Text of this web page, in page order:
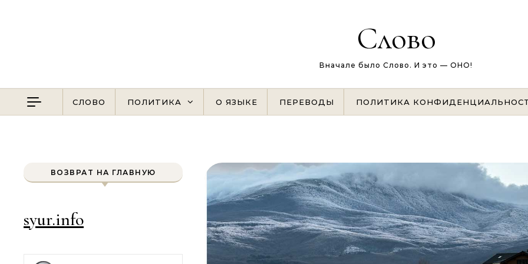
Слово
Вначале было Слово. И это — ОНО!
СЛОВО ПОЛИТИКА О ЯЗЫКЕ ПЕРЕВОДЫ ПОЛИТИКА
ВОЗВРАТ НА ГЛАВНУЮ
syur.info